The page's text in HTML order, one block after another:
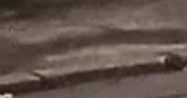
Cabaceiras
Piauí
Alagoas